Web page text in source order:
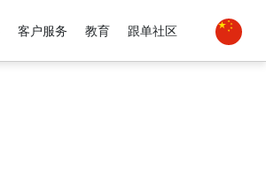
客户服务 教育 跟单社区